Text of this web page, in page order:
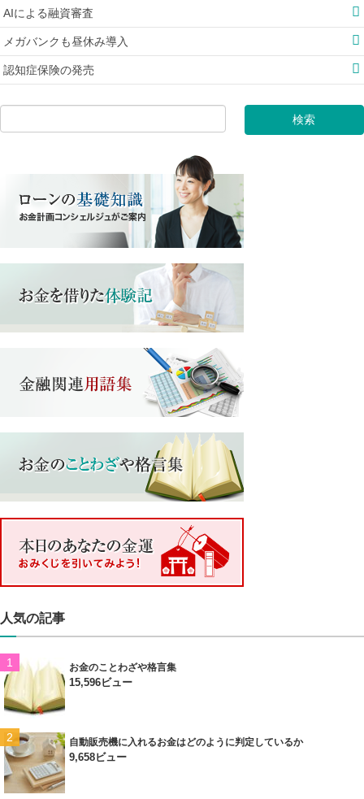
AIによる融資審査
メガバンクも昼休み導入
認知症保険の発売
人気の記事
お金のことわざや格言集
15,596ビュー
自動販売機に入れるお金はどのように判定しているか
9,658ビュー